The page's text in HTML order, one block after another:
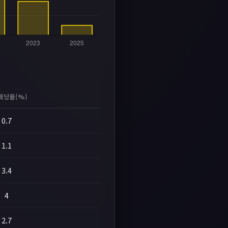
당률(%)
0.7
1.1
3.4
4
2.7